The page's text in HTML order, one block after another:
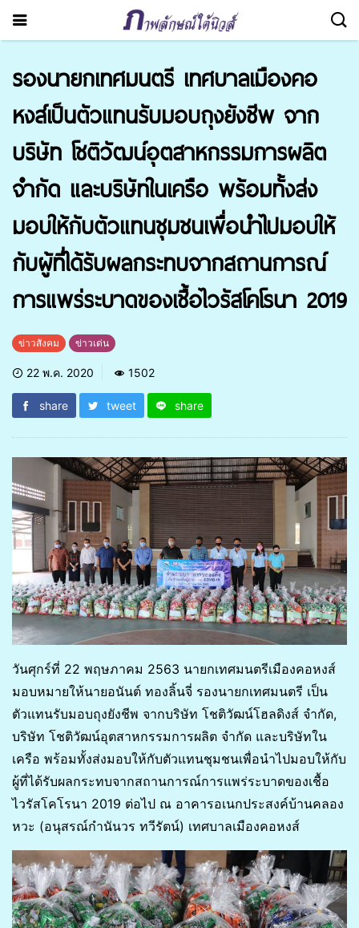
รองนายกเทศมนตรี เทศบาลเมืองคอ
หงส์เป็นตัวแทนรับมอบถุงยังชีพ จาก
บริษัท โชติวัฒน์อุตสาหกรรมการผลิต
จำกัด และบริษัทในเครือ พร้อมทั้งส่ง
มอบให้กับตัวแทนชุมชนเพื่อนำไปมอบให้
กับผู้ที่ได้รับผลกระทบจากสถานการณ์
การแพร่ระบาดของเชื้อไวรัสโคโรนา 2019
ข่าวสังคม ข่าวเด่น
22 พ.ค. 2020 1502
share tweet share
วันศุกร์ที่ 22 พฤษภาคม 2563 นายกเทศมนตรีเมืองคอหงส์
มอบหมายให้นายอนันต์ ทองลิ้นจี่ รองนายกเทศมนตรี เป็น
ตัวแทนรับมอบถุงยังชีพ จากบริษัท โชติวัฒน์โฮลดิงส์ จำกัด,
บริษัท โชติวัฒน์อุตสาหกรรมการผลิต จำกัด และบริษัทใน
เครือ พร้อมทั้งส่งมอบให้กับตัวแทนชุมชนเพื่อนำไปมอบให้กับ
ผู้ที่ได้รับผลกระทบจากสถานการณ์การแพร่ระบาดของเชื้อ
ไวรัสโคโรนา 2019 ต่อไป ณ อาคารอเนกประสงค์บ้านคลอง
หวะ (อนุสรณ์กำนันวร ทวีรัตน์) เทศบาลเมืองคอหงส์